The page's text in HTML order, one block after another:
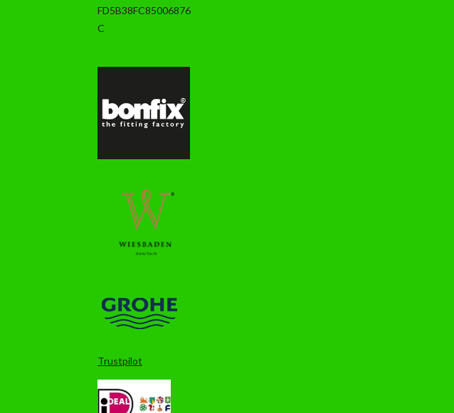
FD5B38FC85006876
C
Trustpilot